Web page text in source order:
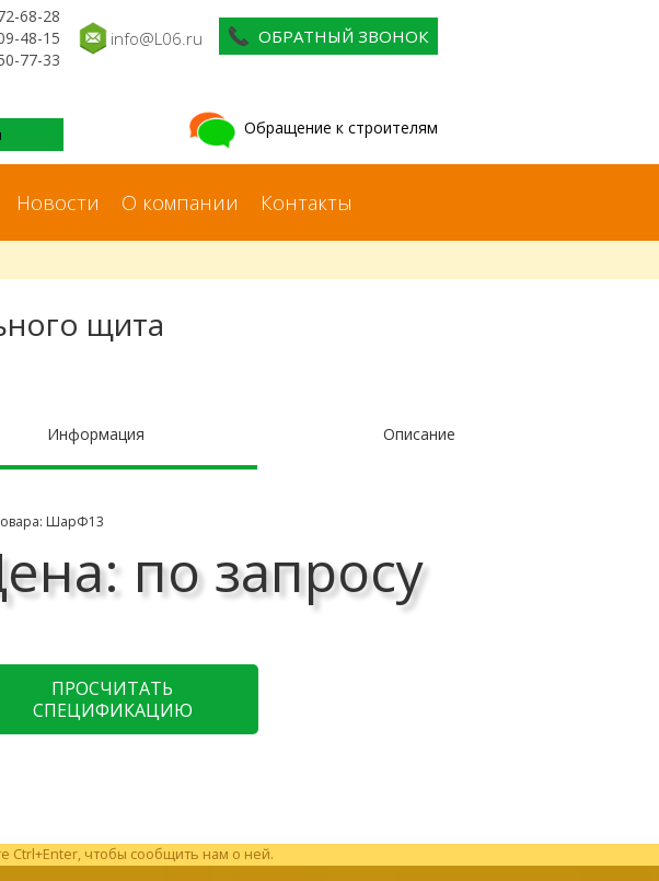
68-28
48-15
77-33
info@L06.ru ОБРАТНЫЙ ЗВОНОК
Обращение к строителям
Новости О компании Контакты
щита
Информация Описание
ШарФ13
по запросу
ПРОСЧИТАТЬ
СПЕЦИФИКАЦИЮ
Ctrl+Enter, чтобы сообщить нам о ней.